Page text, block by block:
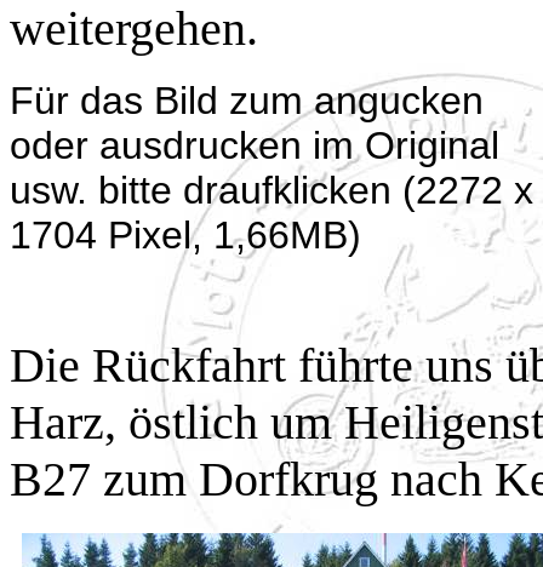
weitergehen.
Für das Bild zum angucken
oder ausdrucken im Original
usw. bitte draufklicken (2272 x
1704 Pixel, 1,66MB)
Die Rückfahrt führte uns
Harz, östlich um
B27 zum Dorfkrug nach